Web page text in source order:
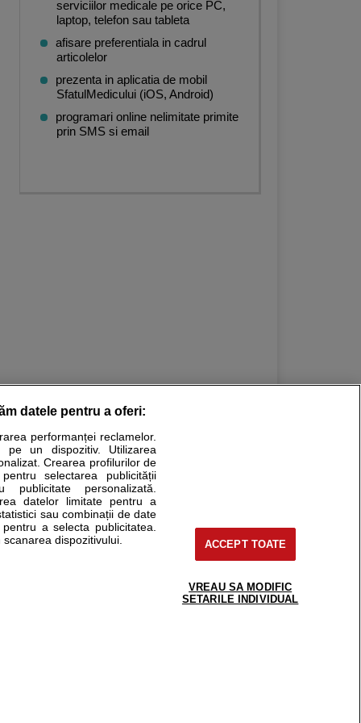
serviciilor medicale pe orice PC,
laptop, telefon sau tableta
afisare preferentiala in cadrul
articolelor
prezenta in aplicatia de mobil
SfatulMedicului (iOS, Android)
programari online nelimitate primite
prin SMS si email
Stiri medicale
Ele nu pot substitui consultul medical direct si
fie medicul Dvs., fie unul dintre medicii pe care
support@sfatulmedicului.ro
datele pentru a oferi:
performanței reclamelor.
pe un dispozitiv. Utilizarea
Crearea profilurilor de
selectarea publicității
publicitate personalizată.
datelor limitate pentru a
sau combinații de date
a selecta publicitatea.
dispozitivului.
ACCEPT TOATE
VREAU SA MODIFIC
SETARILE INDIVIDUAL